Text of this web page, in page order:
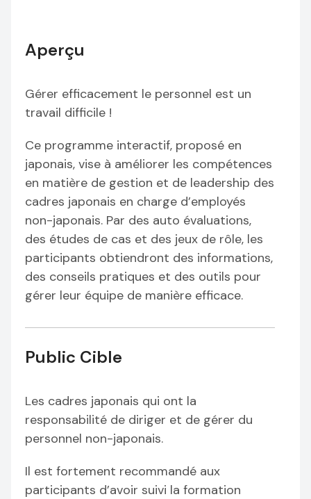
Aperçu
Gérer efficacement le personnel est un
travail difficile !
Ce programme interactif, proposé en
japonais, vise à améliorer les compétences
en matière de gestion et de leadership des
cadres japonais en charge d’employés
non-japonais. Par des auto évaluations,
des études de cas et des jeux de rôle, les
participants obtiendront des informations,
des conseils pratiques et des outils pour
gérer leur équipe de manière efficace.
Public Cible
Les cadres japonais qui ont la
responsabilité de diriger et de gérer du
personnel non-japonais.
Il est fortement recommandé aux
participants d’avoir suivi la formation